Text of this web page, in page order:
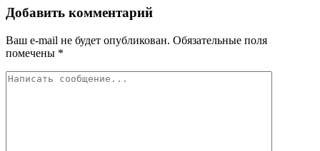
Добавить комментарий
Ваш e-mail не будет опубликован. Обязательные поля
помечены *